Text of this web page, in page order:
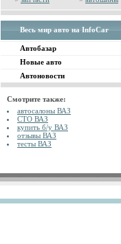
Весь мир авто на InfoCar
Автобазар
Новые авто
Автоновости
Смотрите также:
автосалоны ВАЗ
СТО ВАЗ
купить б/у ВАЗ
отзывы ВАЗ
тесты ВАЗ